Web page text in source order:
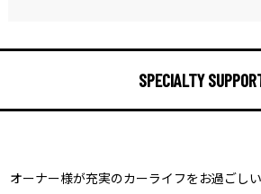
SPECIALTY
オーナー様が充実のカーライフをお過ごし